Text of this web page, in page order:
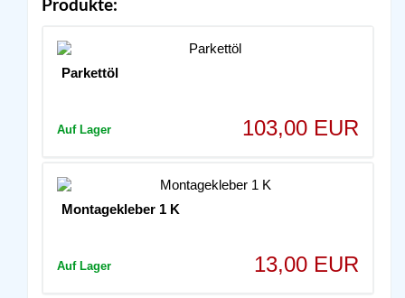
Produkte:
Parkettöl
Auf Lager 103,00 EUR
Montagekleber 1 K
Auf Lager 13,00 EUR